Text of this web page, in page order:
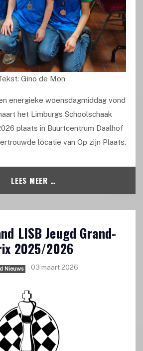
Gino de Mon
energieke woensdagmiddag vond
het Limburgs Schoolschaak
plaats in Buurtcentrum Daalhof
locatie van Op zijn Plaats.
LEES MEER …
LISB Jeugd Grand-
2025/2026
Nieuws 03 maart 2026